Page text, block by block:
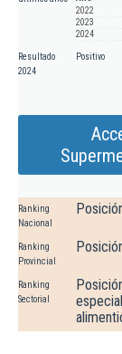
2022
2023
2024
Resultado
2024
Positivo
Ranking
Nacional
Ranking
Provincial
Ranking
Sectorial